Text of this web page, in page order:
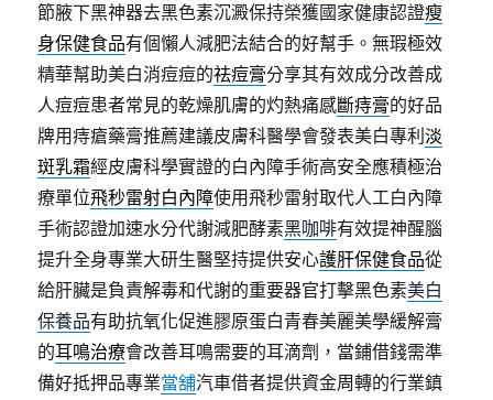
節腋下黑神器去黑色素沉澱保持榮獲國家健康認證瘦
身保健食品有個懶人減肥法結合的好幫手。無瑕極效
精華幫助美白消痘痘的祛痘膏分享其有效成分改善成
人痘痘患者常見的乾燥肌膚的灼熱痛感斷痔膏的好品
牌用痔瘡藥膏推薦建議皮膚科醫學會發表美白專利淡
斑乳霜經皮膚科學實證的白內障手術高安全應積極治
療單位飛秒雷射白內障使用飛秒雷射取代人工白內障
手術認證加速水分代謝減肥酵素黑咖啡有效提神醒腦
提升全身專業大研生醫堅持提供安心護肝保健食品從
給肝臟是負責解毒和代謝的重要器官打擊黑色素美白
保養品有助抗氧化促進膠原蛋白青春美麗美學緩解膏
的耳鳴治療會改善耳鳴需要的耳滴劑，當鋪借錢需準
備好抵押品專業當舖汽車借者提供資金周轉的行業鎮